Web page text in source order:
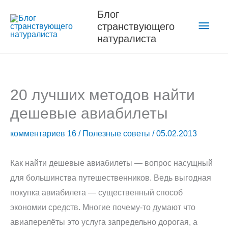
содержимому
Блог
странствующего
натуралиста
20 лучших методов найти
дешевые авиабилеты
комментариев 16 / Полезные советы /05.02.2013
Как найти дешевые авиабилеты — вопрос насущный
для большинства путешественников. Ведь выгодная
покупка авиабилета — существенный способ
экономии средств. Многие почему-то думают что
авиаперелёты это услуга запредельно дорогая, а